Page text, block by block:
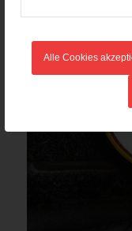
Alle Cookies